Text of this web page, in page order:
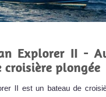
Explorer II -
plongée
II est un bateau de